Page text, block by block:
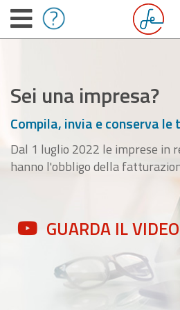
Sei una impresa?
Compila, invia e conserva
Dal 1 luglio 2022 le imprese in
hanno l'obbligo della
GUARDA IL VIDEO